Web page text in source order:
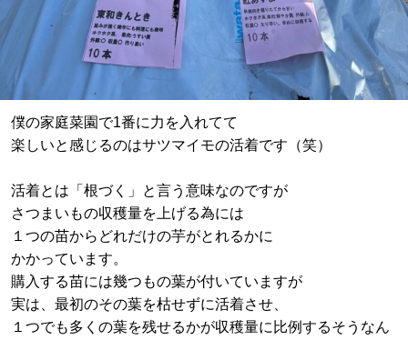
僕の家庭菜園で1番に力を入れてて
楽しいと感じるのはサツマイモの活着です（笑）
活着とは「根づく」と言う意味なのですが
さつまいもの収穫量を上げる為には
１つの苗からどれだけの芋がとれるかに
かかっています。
購入する苗には幾つもの葉が付いていますが
実は、最初のその葉を枯せずに活着させ、
１つでも多くの葉を残せるかが収穫量に比例するそうなん